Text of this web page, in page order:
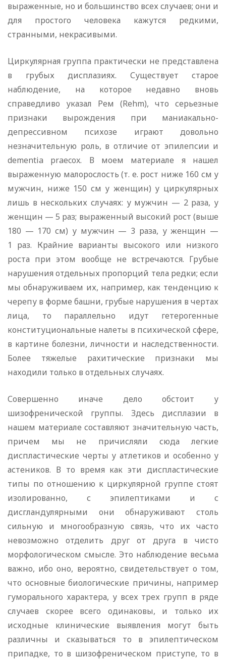
выраженные, но и большинство всех случаев; они и
для простого человека кажутся редкими,
странными, некрасивыми.
Циркулярная группа практически не представлена
в грубых дисплазиях. Существует старое
наблюдение, на которое недавно вновь
справедливо указал Рем (Rehm), что серьезные
признаки вырождения при маниакально-
депрессивном психозе играют довольно
незначительную роль, в отличие от эпилепсии и
dementia praecox. В моем материале я нашел
выраженную малорослость (т. е. рост ниже 160 см у
мужчин, ниже 150 см у женщин) у циркулярных
лишь в нескольких случаях: у мужчин — 2 раза, у
женщин — 5 раз; выраженный высокий рост (выше
180 — 170 см) у мужчин — 3 раза, у женщин —
1 раз. Крайние варианты высокого или низкого
роста при этом вообще не встречаются. Грубые
нарушения отдельных пропорций тела редки; если
мы обнаруживаем их, например, как тенденцию к
черепу в форме башни, грубые нарушения в чертах
лица, то параллельно идут гетерогенные
конституциональные налеты в психической сфере,
в картине болезни, личности и наследственности.
Более тяжелые рахитические признаки мы
находили только в отдельных случаях.
Совершенно иначе дело обстоит у
шизофренической группы. Здесь дисплазии в
нашем материале составляют значительную часть,
причем мы не причисляли сюда легкие
диспластические черты у атлетиков и особенно у
астеников. В то время как эти диспластические
типы по отношению к циркулярной группе стоят
изолированно, с эпилептиками и с
дисгландулярными они обнаруживают столь
сильную и многообразную связь, что их часто
невозможно отделить друг от друга в чисто
морфологическом смысле. Это наблюдение весьма
важно, ибо оно, вероятно, свидетельствует о том,
что основные биологические причины, например
гуморального характера, у всех трех групп в ряде
случаев скорее всего одинаковы, и только их
исходные клинические выявления могут быть
различны и сказываться то в эпилептическом
припадке, то в шизофреническом приступе, то в